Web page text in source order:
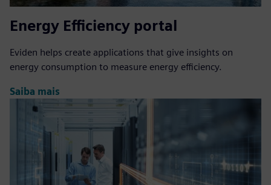
Energy Efficiency portal
Eviden helps create applications that give insights on
energy consumption to measure energy efficiency.
Saiba mais